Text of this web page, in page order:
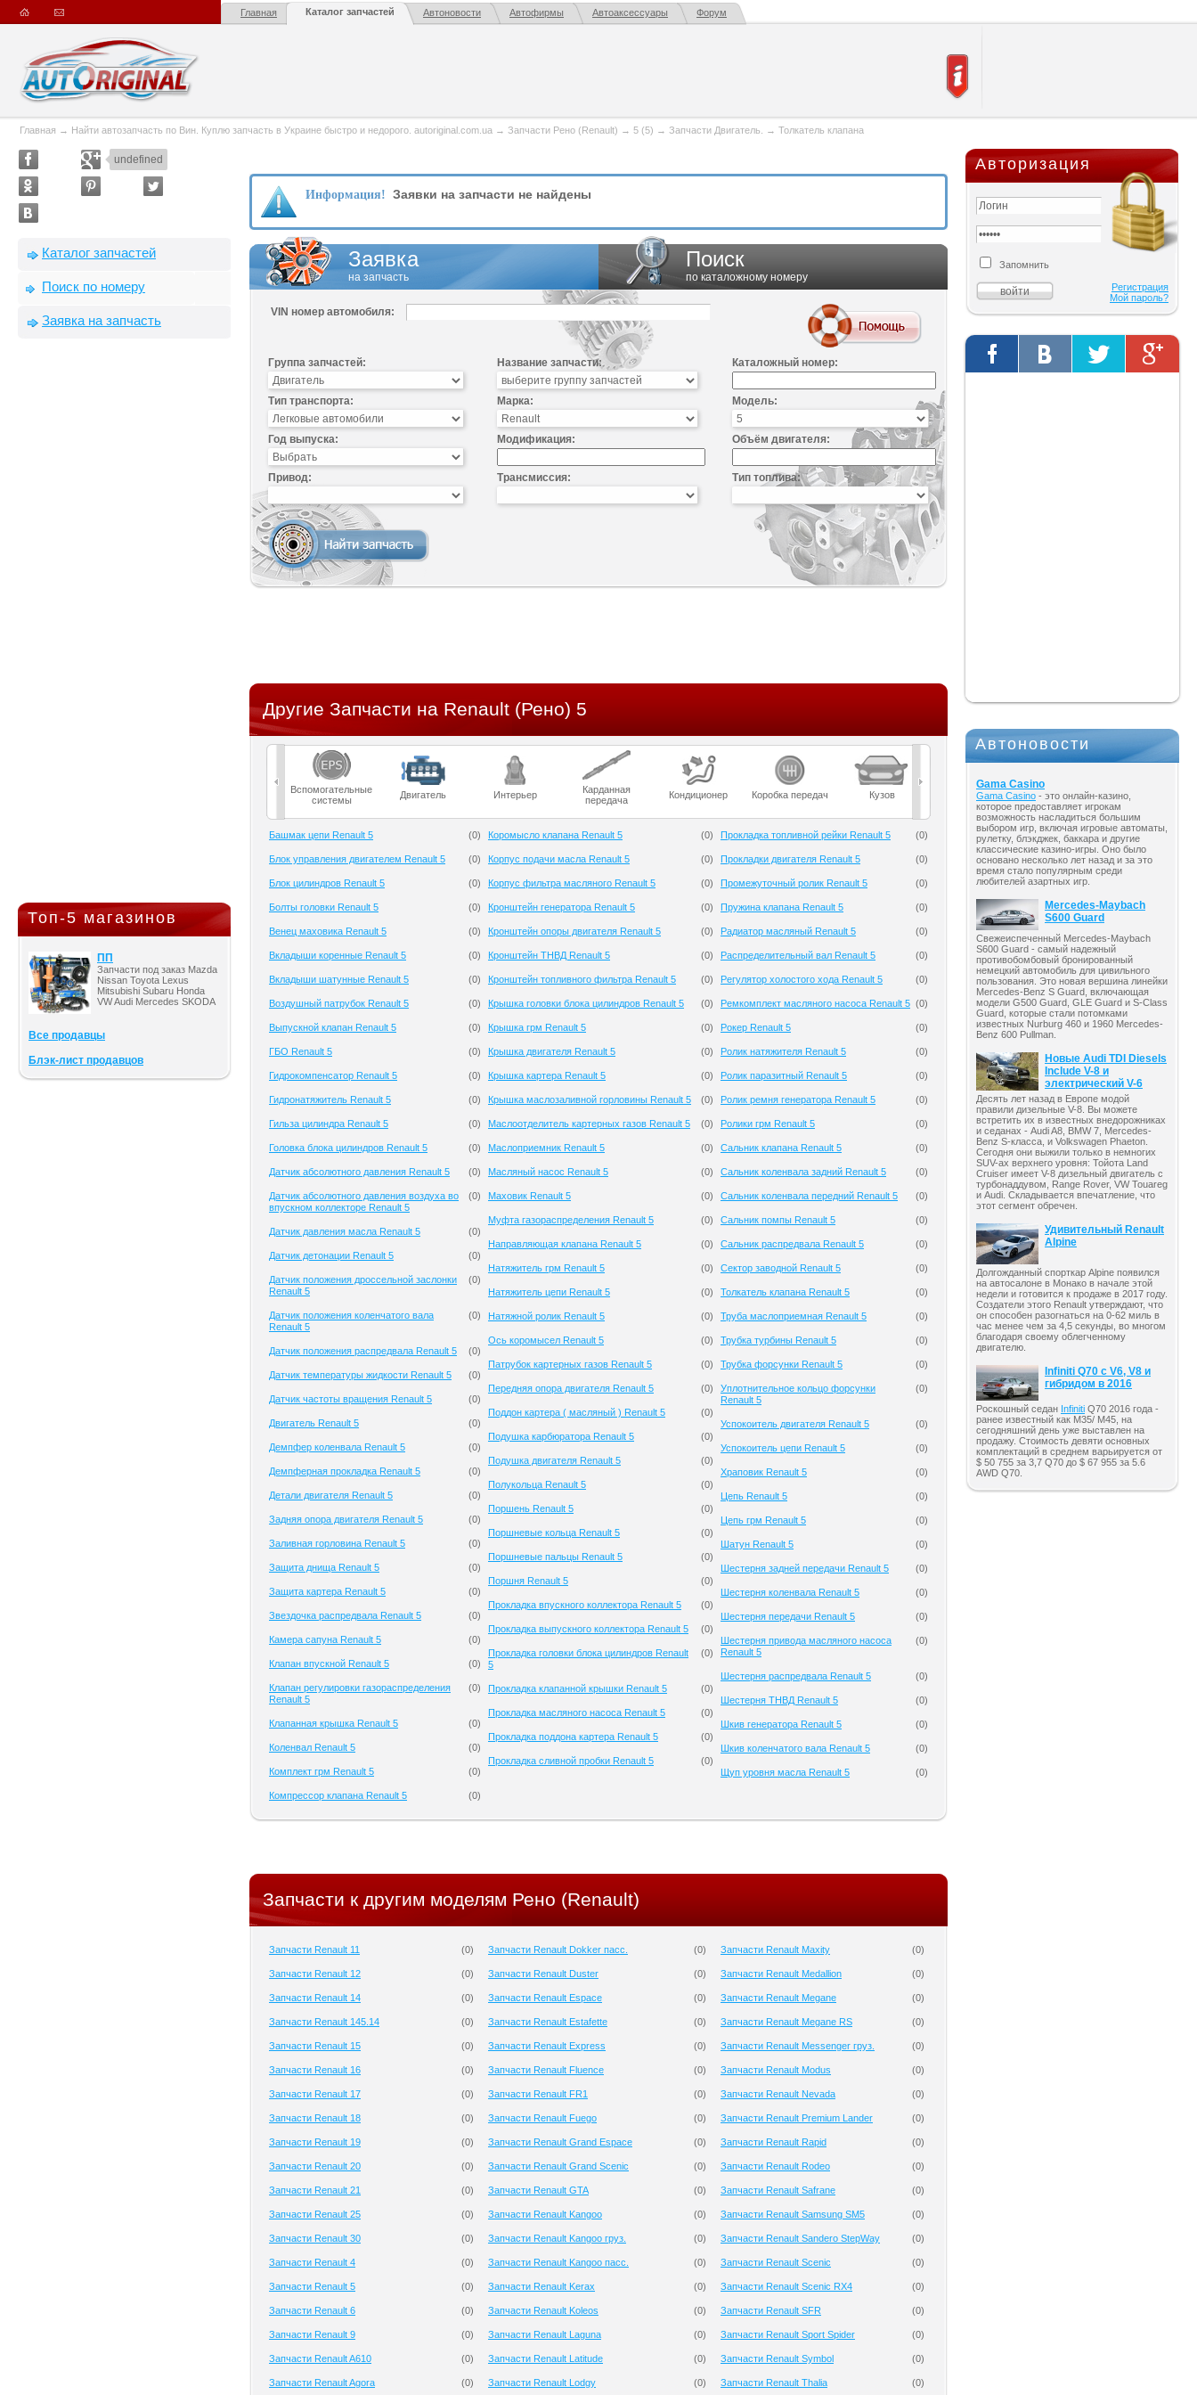
Главная Каталог запчастей Автоновости Автофирмы Автоаксессуары Форум
Главная → Найти автозапчасть по Вин. Куплю запчасть в Украине быстро и недорого. autoriginal.com.ua → Запчасти Рено (Renault) → 5 (5) → Запчасти Двигатель. → Толкатель клапана
undefined
Каталог запчастей
Поиск по номеру
Заявка на запчасть
Топ-5 магазинов
ПП
Запчасти под заказ Mazda
Nissan Toyota Lexus
Mitsubishi Subaru Honda
VW Audi Mercedes SKODA
Все продавцы
Блэк-лист продавцов
Информация! Заявки на запчасти не найдены
Заявка
на запчасть
Поиск
по каталожному номеру
VIN номер автомобиля:
Группа запчастей: Название запчасти: Каталожный номер:
Тип транспорта: Марка: Модель:
Год выпуска: Модификация: Объём двигателя:
Привод: Трансмиссия: Тип топлива:
Другие Запчасти на Renault (Рено) 5
Вспомогательные
системы
Двигатель Интерьер
Карданная
передача
Кондиционер Коробка передач Кузов Масла Мост
Башмак цепи Renault 5 (0)
Блок управления двигателем Renault 5 (0)
Блок цилиндров Renault 5 (0)
Болты головки Renault 5 (0)
Венец маховика Renault 5 (0)
Вкладыши коренные Renault 5 (0)
Вкладыши шатунные Renault 5 (0)
Воздушный патрубок Renault 5 (0)
Выпускной клапан Renault 5 (0)
ГБО Renault 5 (0)
Гидрокомпенсатор Renault 5 (0)
Гидронатяжитель Renault 5 (0)
Гильза цилиндра Renault 5 (0)
Головка блока цилиндров Renault 5 (0)
Датчик абсолютного давления Renault 5 (0)
Датчик абсолютного давления воздуха во
впускном коллекторе Renault 5
(0)
Датчик давления масла Renault 5 (0)
Датчик детонации Renault 5 (0)
Датчик положения дроссельной заслонки
Renault 5
(0)
Датчик положения коленчатого вала
Renault 5
(0)
Датчик положения распредвала Renault 5 (0)
Датчик температуры жидкости Renault 5 (0)
Датчик частоты вращения Renault 5 (0)
Двигатель Renault 5 (0)
Демпфер коленвала Renault 5 (0)
Демпферная прокладка Renault 5 (0)
Детали двигателя Renault 5 (0)
Задняя опора двигателя Renault 5 (0)
Заливная горловина Renault 5 (0)
Защита днища Renault 5 (0)
Защита картера Renault 5 (0)
Звездочка распредвала Renault 5 (0)
Камера сапуна Renault 5 (0)
Клапан впускной Renault 5 (0)
Клапан регулировки газораспределения
Renault 5
(0)
Клапанная крышка Renault 5 (0)
Коленвал Renault 5 (0)
Комплект грм Renault 5 (0)
Компрессор клапана Renault 5 (0)
Коромысло клапана Renault 5 (0)
Корпус подачи масла Renault 5 (0)
Корпус фильтра масляного Renault 5 (0)
Кронштейн генератора Renault 5 (0)
Кронштейн опоры двигателя Renault 5 (0)
Кронштейн ТНВД Renault 5 (0)
Кронштейн топливного фильтра Renault 5 (0)
Крышка головки блока цилиндров Renault 5 (0)
Крышка грм Renault 5 (0)
Крышка двигателя Renault 5 (0)
Крышка картера Renault 5 (0)
Крышка маслозаливной горловины Renault 5 (0)
Маслоотделитель картерных газов Renault 5 (0)
Маслоприемник Renault 5 (0)
Масляный насос Renault 5 (0)
Маховик Renault 5 (0)
Муфта газораспределения Renault 5 (0)
Направляющая клапана Renault 5 (0)
Натяжитель грм Renault 5 (0)
Натяжитель цепи Renault 5 (0)
Натяжной ролик Renault 5 (0)
Ось коромысел Renault 5 (0)
Патрубок картерных газов Renault 5 (0)
Передняя опора двигателя Renault 5 (0)
Поддон картера ( масляный ) Renault 5 (0)
Подушка карбюратора Renault 5 (0)
Подушка двигателя Renault 5 (0)
Полукольца Renault 5 (0)
Поршень Renault 5 (0)
Поршневые кольца Renault 5 (0)
Поршневые пальцы Renault 5 (0)
Поршня Renault 5 (0)
Прокладка впускного коллектора Renault 5 (0)
Прокладка выпускного коллектора Renault 5 (0)
Прокладка головки блока цилиндров Renault
5
(0)
Прокладка клапанной крышки Renault 5 (0)
Прокладка масляного насоса Renault 5 (0)
Прокладка поддона картера Renault 5 (0)
Прокладка сливной пробки Renault 5 (0)
Прокладка топливной рейки Renault 5 (0)
Прокладки двигателя Renault 5 (0)
Промежуточный ролик Renault 5 (0)
Пружина клапана Renault 5 (0)
Радиатор масляный Renault 5 (0)
Распределительный вал Renault 5 (0)
Регулятор холостого хода Renault 5 (0)
Ремкомплект масляного насоса Renault 5 (0)
Рокер Renault 5 (0)
Ролик натяжителя Renault 5 (0)
Ролик паразитный Renault 5 (0)
Ролик ремня генератора Renault 5 (0)
Ролики грм Renault 5 (0)
Сальник клапана Renault 5 (0)
Сальник коленвала задний Renault 5 (0)
Сальник коленвала передний Renault 5 (0)
Сальник помпы Renault 5 (0)
Сальник распредвала Renault 5 (0)
Сектор заводной Renault 5 (0)
Толкатель клапана Renault 5 (0)
Труба маслоприемная Renault 5 (0)
Трубка турбины Renault 5 (0)
Трубка форсунки Renault 5 (0)
Уплотнительное кольцо форсунки
Renault 5
(0)
Успокоитель двигателя Renault 5 (0)
Успокоитель цепи Renault 5 (0)
Храповик Renault 5 (0)
Цепь Renault 5 (0)
Цепь грм Renault 5 (0)
Шатун Renault 5 (0)
Шестерня задней передачи Renault 5 (0)
Шестерня коленвала Renault 5 (0)
Шестерня передачи Renault 5 (0)
Шестерня привода масляного насоса
Renault 5
(0)
Шестерня распредвала Renault 5 (0)
Шестерня ТНВД Renault 5 (0)
Шкив генератора Renault 5 (0)
Шкив коленчатого вала Renault 5 (0)
Щуп уровня масла Renault 5 (0)
Запчасти к другим моделям Рено (Renault)
Запчасти Renault 11 (0)
Запчасти Renault 12 (0)
Запчасти Renault 14 (0)
Запчасти Renault 145.14 (0)
Запчасти Renault 15 (0)
Запчасти Renault 16 (0)
Запчасти Renault 17 (0)
Запчасти Renault 18 (0)
Запчасти Renault 19 (0)
Запчасти Renault 20 (0)
Запчасти Renault 21 (0)
Запчасти Renault 25 (0)
Запчасти Renault 30 (0)
Запчасти Renault 4 (0)
Запчасти Renault 5 (0)
Запчасти Renault 6 (0)
Запчасти Renault 9 (0)
Запчасти Renault A610 (0)
Запчасти Renault Agora (0)
Запчасти Renault Dokker пасс. (0)
Запчасти Renault Duster (0)
Запчасти Renault Espace (0)
Запчасти Renault Estafette (0)
Запчасти Renault Express (0)
Запчасти Renault Fluence (0)
Запчасти Renault FR1 (0)
Запчасти Renault Fuego (0)
Запчасти Renault Grand Espace (0)
Запчасти Renault Grand Scenic (0)
Запчасти Renault GTA (0)
Запчасти Renault Kangoo (0)
Запчасти Renault Kangoo груз. (0)
Запчасти Renault Kangoo пасс. (0)
Запчасти Renault Kerax (0)
Запчасти Renault Koleos (0)
Запчасти Renault Laguna (0)
Запчасти Renault Latitude (0)
Запчасти Renault Lodgy (0)
Запчасти Renault Maxity (0)
Запчасти Renault Medallion (0)
Запчасти Renault Megane (0)
Запчасти Renault Megane RS (0)
Запчасти Renault Messenger груз. (0)
Запчасти Renault Modus (0)
Запчасти Renault Nevada (0)
Запчасти Renault Premium Lander (0)
Запчасти Renault Rapid (0)
Запчасти Renault Rodeo (0)
Запчасти Renault Safrane (0)
Запчасти Renault Samsung SM5 (0)
Запчасти Renault Sandero StepWay (0)
Запчасти Renault Scenic (0)
Запчасти Renault Scenic RX4 (0)
Запчасти Renault SFR (0)
Запчасти Renault Sport Spider (0)
Запчасти Renault Symbol (0)
Запчасти Renault Thalia (0)
Авторизация
Запомнить
Регистрация
Мой пароль?
Автоновости
Gama Casino
Gama Casino - это онлайн-казино,
которое предоставляет игрокам
возможность насладиться большим
выбором игр, включая игровые автоматы,
рулетку, блэкджек, баккара и другие
классические казино-игры. Оно было
основано несколько лет назад и за это
время стало популярным среди
любителей азартных игр.
Mercedes-Maybach
S600 Guard
Свежеиспеченный Mercedes-Maybach
S600 Guard - самый надежный
противобомбовый бронированный
немецкий автомобиль для цивильного
пользования. Это новая вершина линейки
Mercedes-Benz S Guard, включающая
модели G500 Guard, GLE Guard и S-Class
Guard, которые стали потомками
известных Nurburg 460 и 1960 Mercedes-
Benz 600 Pullman.
Новые Audi TDI Diesels
Include V-8 и
электрический V-6
Десять лет назад в Европе модой
правили дизельные V-8. Вы можете
встретить их в известных внедорожниках
и седанах - Audi A8, BMW 7, Mercedes-
Benz S-класса, и Volkswagen Phaeton.
Сегодня они выжили только в немногих
SUV-ах верхнего уровня: Тойота Land
Cruiser имеет V-8 дизельный двигатель с
турбонаддувом, Range Rover, VW Touareg
и Audi. Складывается впечатление, что
этот сегмент обречен.
Удивительный Renault
Alpine
Долгожданный спорткар Alpine появился
на автосалоне в Монако в начале этой
недели и готовится к продаже в 2017 году.
Создатели этого Renault утверждают, что
он способен разогнаться на 0-62 миль в
час менее чем за 4,5 секунды, во многом
благодаря своему облегченному
двигателю.
Infiniti Q70 с V6, V8 и
гибридом в 2016
Роскошный седан Infiniti Q70 2016 года -
ранее известный как M35/ M45, на
сегодняшний день уже выставлен на
продажу. Стоимость девяти основных
комплектаций в среднем варьируется от
$ 50 755 за 3,7 Q70 до $ 67 955 за 5.6
AWD Q70.